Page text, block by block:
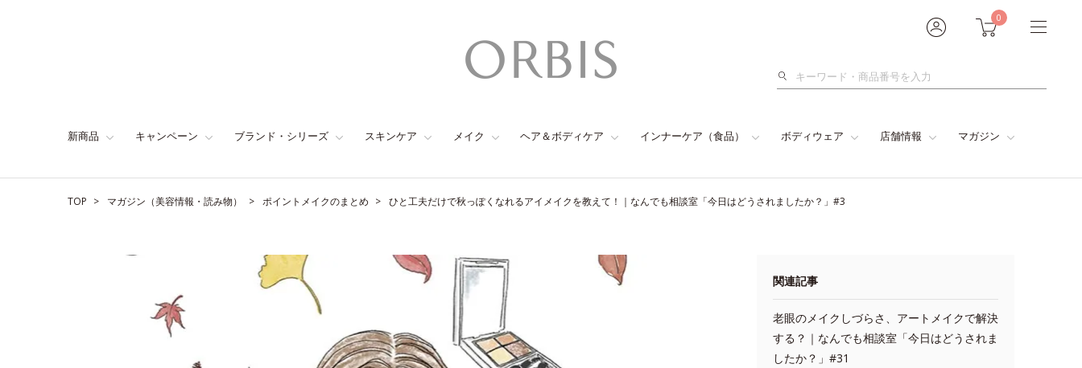
0
検
新商品 キャンペーン ブランド・シリーズ スキンケア メイク ヘア＆ボディケア インナーケア（食品） ボディウェア 店舗情報 マガジン
TOP マガジン（美容情報・読み物） ポイントメイクのまとめ ひと工夫だけで秋っぽくなれるアイメイクを教えて！｜なんでも相談室「今日はどうされましたか？」#3
関連記事
老眼のメイクしづらさ、アートメイクで解決
する？｜なんでも相談室「今日はどうされま
したか？」#31